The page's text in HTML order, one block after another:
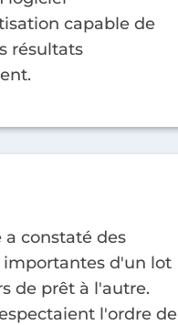
capable de
résultats
a constaté des
importantes d'un lot
de prêt à l'autre.
l'ordre de